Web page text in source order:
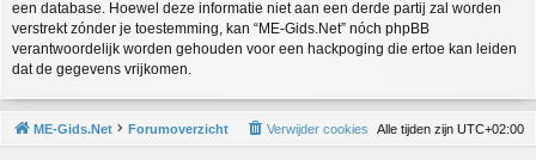
een database. Hoewel deze informatie niet aan een derde partij zal worden
verstrekt zónder je toestemming, kan “ME-Gids.Net” nóch phpBB
verantwoordelijk worden gehouden voor een hackpoging die ertoe kan leiden
dat de gegevens vrijkomen.
ME-Gids.Net Forumoverzicht Alle tijden zijn UTC+02:00
Verwijder cookies